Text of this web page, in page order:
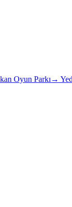
Oyun Parkı →